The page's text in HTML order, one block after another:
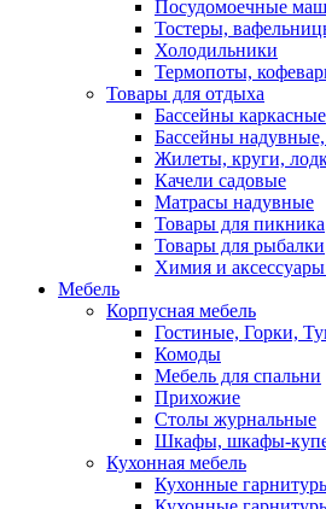
Посудомоечные
Тостеры,
Холодильники
Термопоты,
Товары для отдыха
Бассейны каркасные
Бассейны
Жилеты, круги,
Качели садовые
Матрасы надувные
Товары для пикника
Товары для рыбалки
Химия и аксессуары
Мебель
Корпусная мебель
Гостиные, Горки,
Комоды
Мебель для спальни
Прихожие
Столы журнальные
Шкафы, шкафы-
Кухонная мебель
Кухонные